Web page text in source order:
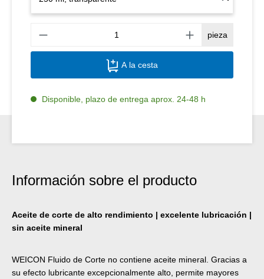
pieza
A la cesta
Disponible, plazo de entrega aprox. 24-48 h
Información sobre el producto
Aceite de corte de alto rendimiento | excelente lubricación |
sin aceite mineral
WEICON Fluido de Corte no contiene aceite mineral. Gracias a
su efecto lubricante excepcionalmente alto, permite mayores